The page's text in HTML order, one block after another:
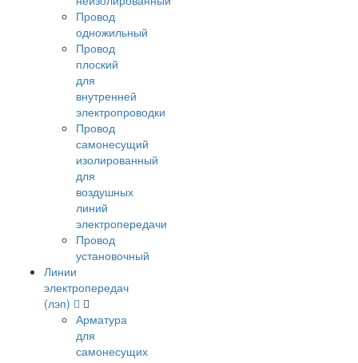
Провод
одножильный
Провод
плоский
для
внутренней
электропроводки
Провод
самонесущий
изолированный
для
воздушных
линий
электропередачи
Провод
установочный
Линии
электропередач
(лэп)
Арматура
для
самонесущих